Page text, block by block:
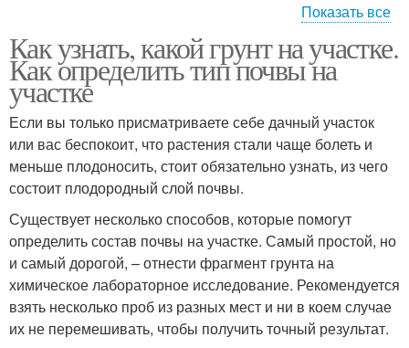
Перлитовые пески Природные пески
Показать все
Как узнать, какой грунт на участке.
Как определить тип почвы на
участке
Если вы только присматриваете себе дачный участок
или вас беспокоит, что растения стали чаще болеть и
меньше плодоносить, стоит обязательно узнать, из чего
состоит плодородный слой почвы.
Существует несколько способов, которые помогут
определить состав почвы на участке. Самый простой, но
и самый дорогой, – отнести фрагмент грунта на
химическое лабораторное исследование. Рекомендуется
взять несколько проб из разных мест и ни в коем случае
их не перемешивать, чтобы получить точный результат.